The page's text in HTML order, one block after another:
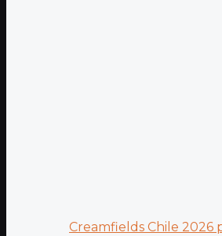
Creamfields Chile 2026